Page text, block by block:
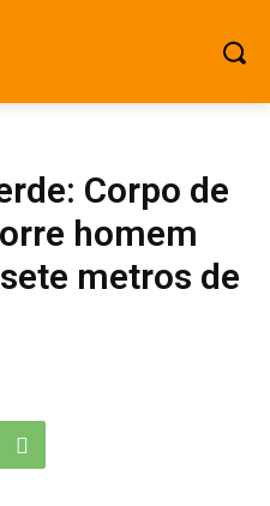
Corpo de
homem
metros de